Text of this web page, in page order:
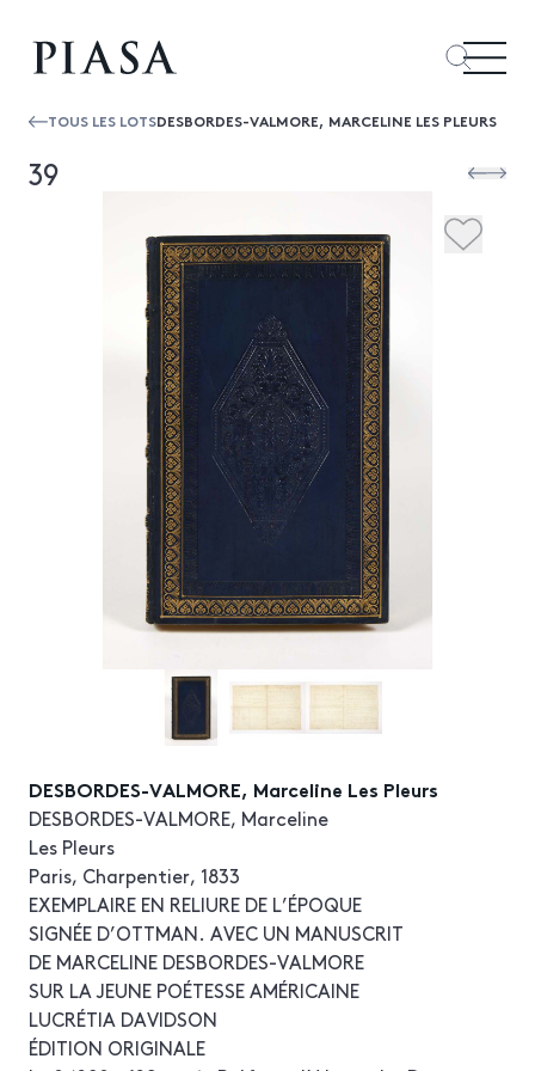
TOUS LES LOTSDESBORDES-VALMORE, MARCELINE LES PLEURS
39
DESBORDES-VALMORE, Marceline Les Pleurs
DESBORDES-VALMORE, Marceline
Les Pleurs
Paris, Charpentier, 1833
EXEMPLAIRE EN RELIURE DE L’ÉPOQUE
SIGNÉE D’OTTMAN. AVEC UN MANUSCRIT
DE MARCELINE DESBORDES-VALMORE
SUR LA JEUNE POÉTESSE AMÉRICAINE
LUCRÉTIA DAVIDSON
ÉDITION ORIGINALE